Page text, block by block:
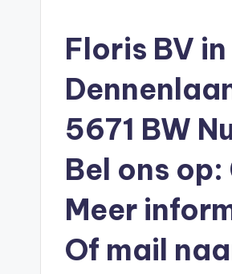
O
Floris BV
5671 BW
Bel ons
Meer
Of mail